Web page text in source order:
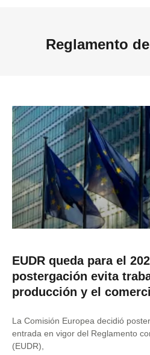
Reglamento
EUDR queda para el
postergación evita
producción y el
La Comisión Europea decidió
entrada en vigor del Reglamento
(EUDR),